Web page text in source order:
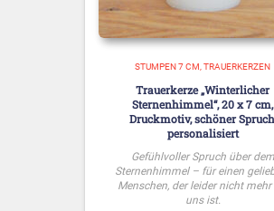
STUMPEN 7 CM TRAUERKERZEN
Trauerkerze „Winterlicher
Sternenhimmel“, 20 x 7 cm,
Druckmotiv, schöner
personalisiert
Gefühlvoller Spruch über dem
Sternenhimmel – für einen
Menschen, der leider nicht mehr
uns ist.